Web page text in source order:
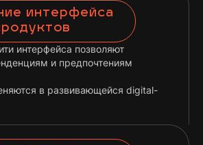
интерфейса
интерфейса позволяют
и предпочтениям
в развивающейся digital-